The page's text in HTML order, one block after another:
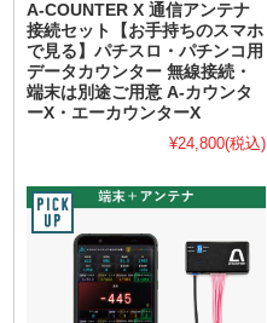
A-COUNTER X 通信アンテナ
接続セット【お手持ちのスマホ
で見る】パチスロ・パチンコ用
データカウンター 無線接続・
端末は別途ご用意 A-カウンタ
ーX・エーカウンターX
¥24,800(税込)